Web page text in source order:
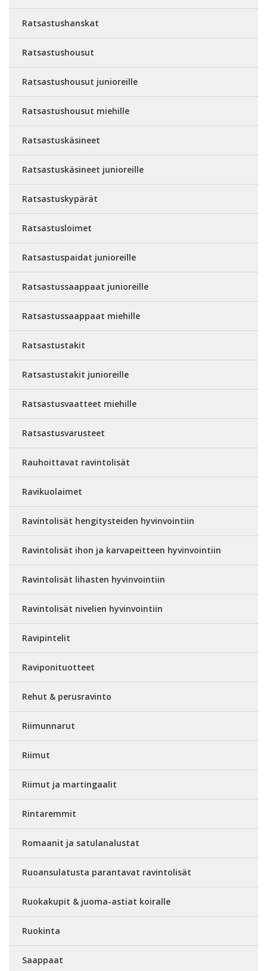
Ratsastushanskat
Ratsastushousut
Ratsastushousut junioreille
Ratsastushousut miehille
Ratsastuskäsineet
Ratsastuskäsineet junioreille
Ratsastuskypärät
Ratsastusloimet
Ratsastuspaidat junioreille
Ratsastussaappaat junioreille
Ratsastussaappaat miehille
Ratsastustakit
Ratsastustakit junioreille
Ratsastusvaatteet miehille
Ratsastusvarusteet
Rauhoittavat ravintolisät
Ravikuolaimet
Ravintolisät hengitysteiden hyvinvointiin
Ravintolisät ihon ja karvapeitteen hyvinvointiin
Ravintolisät lihasten hyvinvointiin
Ravintolisät nivelien hyvinvointiin
Ravipintelit
Raviponituotteet
Rehut & perusravinto
Riimunnarut
Riimut
Riimut ja martingaalit
Rintaremmit
Romaanit ja satulanalustat
Ruoansulatusta parantavat ravintolisät
Ruokakupit & juoma-astiat koiralle
Ruokinta
Saappaat